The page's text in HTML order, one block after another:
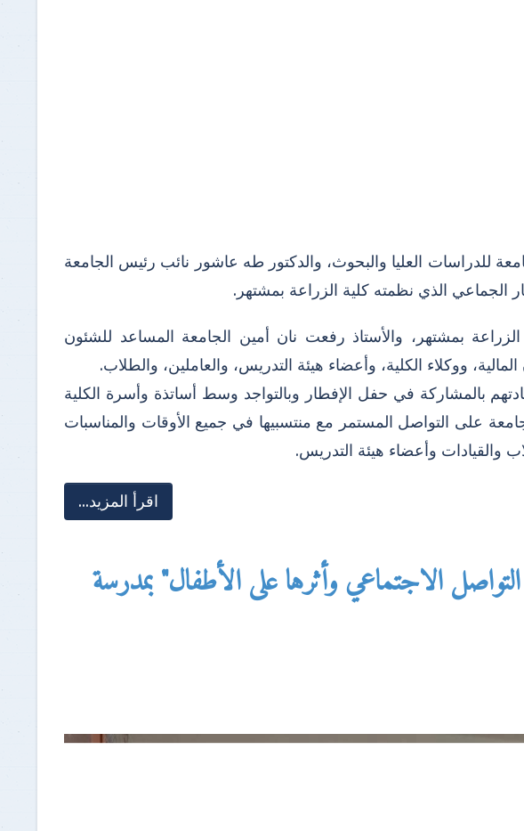
للدراسات العليا والبحوث، والدكتور طه عاشور نائب رئيس الجامعة
الجماعي الذي نظمته كلية الزراعة بمشتهر.
بمشتهر، والأستاذ رفعت نان أمين الجامعة المساعد للشئون
ووكلاء الكلية، وأعضاء هيئة التدريس، والعاملين، والطلاب.
بالمشاركة في حفل الإفطار وبالتواجد وسط أساتذة وأسرة الكلية
على التواصل المستمر مع منتسبيها في جميع الأوقات والمناسبات
والقيادات وأعضاء هيئة التدريس.
اقرأ المزيد...
الاجتماعي وأثرها على الأطفال" بمدرسة